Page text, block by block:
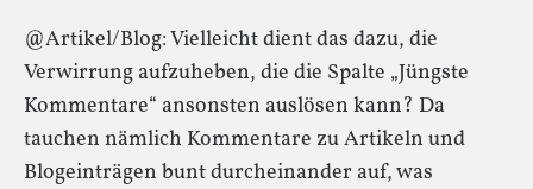
@Artikel/Blog: Vielleicht dient das dazu, die
Verwirrung aufzuheben, die die Spalte „Jüngste
Kommentare“ ansonsten auslösen kann? Da
tauchen nämlich Kommentare zu Artikeln und
Blogeinträgen bunt durcheinander auf, was